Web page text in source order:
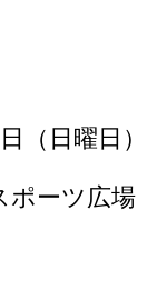
（日曜日）
ーツ広場